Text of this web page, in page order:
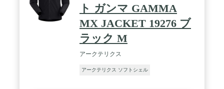
ト ガンマ GAMMA
MX JACKET 19276 ブ
ラック M
アークテリクス
アークテリクス ソフトシェル